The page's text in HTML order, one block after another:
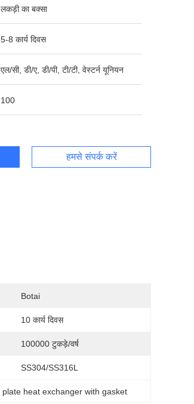
लकड़ी का बक्सा
5-8 कार्य दिवस
एल/सी, डी/ए, डी/पी, टी/टी, वेस्टर्न यूनियन
100
हमसे संपर्क करें
Botai
10 कार्य दिवस
100000 टुकड़े/वर्ष
SS304/SS316L
plate heat exchanger with gasket